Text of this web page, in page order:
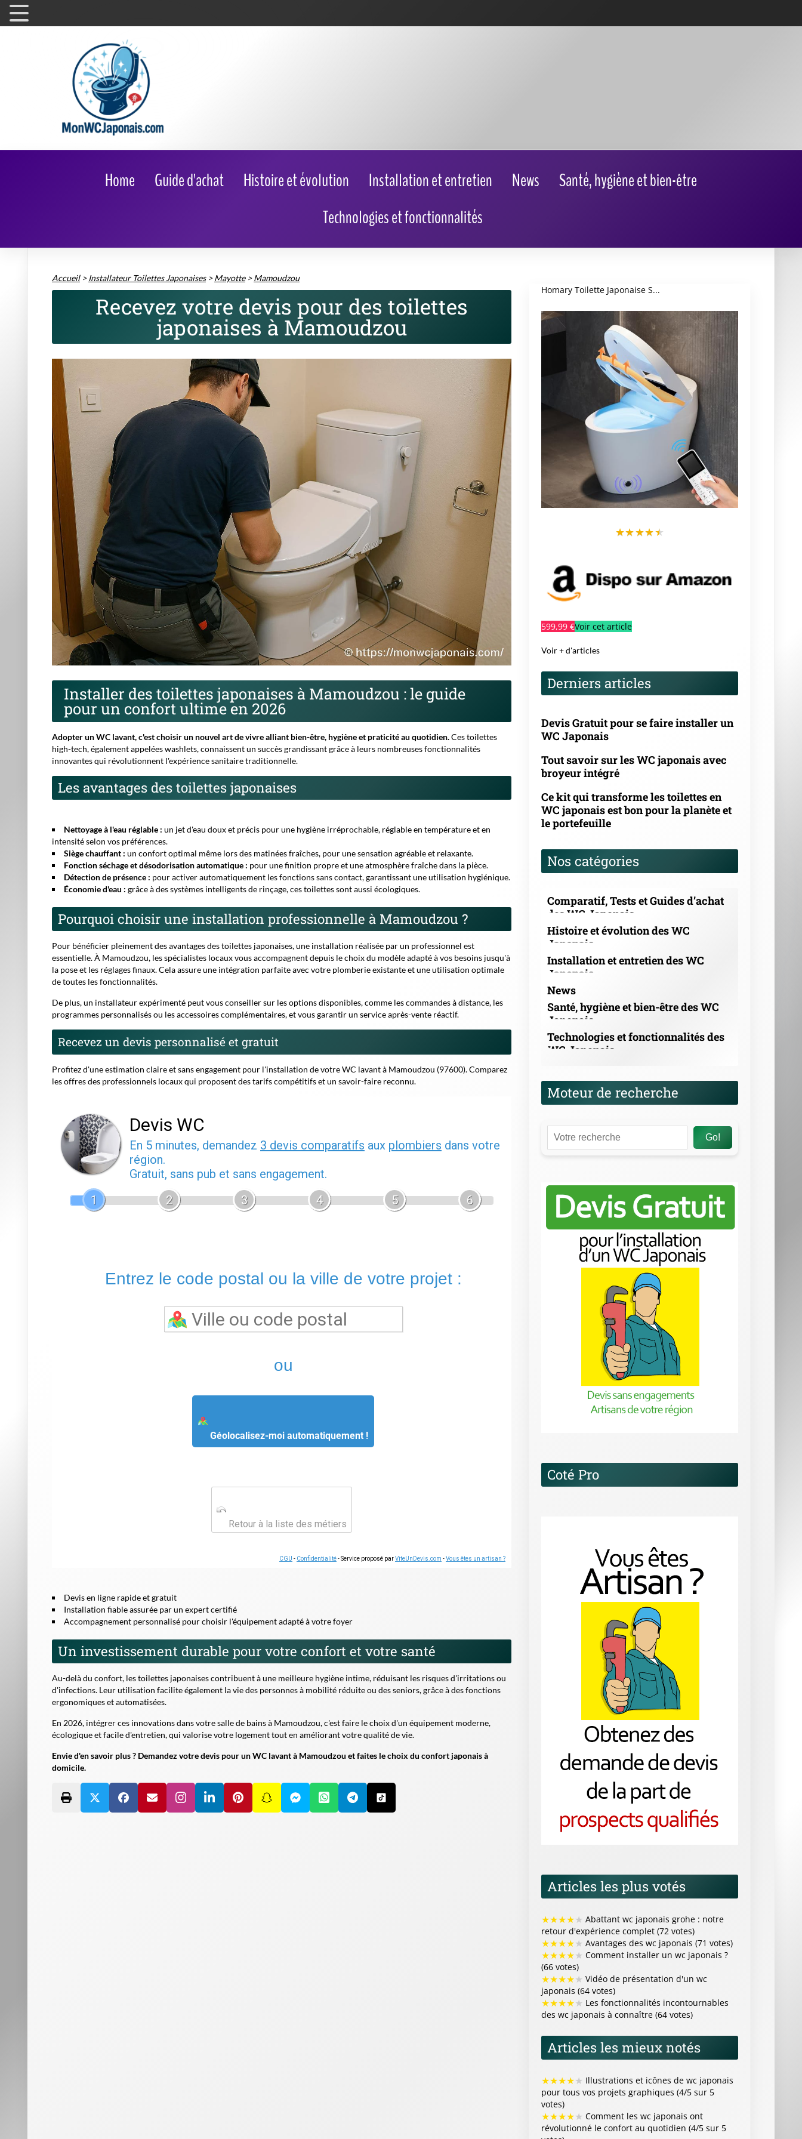
Home Guide d'achat Histoire et évolution Installation et entretien News
Santé, hygiène et bien-être
Technologies et fonctionnalités
Accueil>Installateur Toilettes Japonaises>Mayotte>Mamoudzou
Recevez votre devis pour des toilettes
japonaises à Mamoudzou
Installer des toilettes japonaises à Mamoudzou : le guide
pour un confort ultime en 2026
Adopter un WC lavant, c'est choisir un nouvel art de vivre alliant bien-être, hygiène et praticité au quotidien.Ces toilettes
high-tech, également appelées washlets, connaissent un succès grandissant grâce à leurs nombreuses fonctionnalités
innovantes qui révolutionnent l'expérience sanitaire traditionnelle.
Les avantages des toilettes japonaises
Nettoyage à l'eau réglable : un jet d'eau doux et précis pour une hygiène irréprochable, réglable en température et en
intensité selon vos préférences.
Siège chauffant : un confort optimal même lors des matinées fraîches, pour une sensation agréable et relaxante.
Fonction séchage et désodorisation automatique : pour une finition propre et une atmosphère fraîche dans la pièce.
Détection de présence : pour activer automatiquement les fonctions sans contact, garantissant une utilisation hygiénique.
Économie d'eau : grâce à des systèmes intelligents de rinçage, ces toilettes sont aussi écologiques.
Pourquoi choisir une installation professionnelle à Mamoudzou ?
Pour bénéficier pleinement des avantages des toilettes japonaises, une installation réalisée par un professionnel est
essentielle. À Mamoudzou, les spécialistes locaux vous accompagnent depuis le choix du modèle adapté à vos besoins jusqu'à
la pose et les réglages finaux. Cela assure une intégration parfaite avec votre plomberie existante et une utilisation optimale
de toutes les fonctionnalités.
De plus, un installateur expérimenté peut vous conseiller sur les options disponibles, comme les commandes à distance, les
programmes personnalisés ou les accessoires complémentaires, et vous garantir un service après-vente réactif.
Recevez un devis personnalisé et gratuit
Profitez d'une estimation claire et sans engagement pour l'installation de votre WC lavant à Mamoudzou (97600).Comparez
les offres des professionnels locaux qui proposent des tarifs compétitifs et un savoir-faire reconnu.
Devis WC
En 5 minutes, demandez 3 devis comparatifs aux plombiers dans votre
région.
Gratuit, sans pub et sans engagement.
1
2 3 4 5 6
Entrez le code postal ou la ville de votre projet :
ou
Géolocalisez-moi automatiquement !
Retour à la liste des métiers
CGU - Confidentialité- Service proposé parViteUnDevis.com -Vous êtes un artisan ?
Devis en ligne rapide et gratuit
Installation fiable assurée par un expert certifié
Accompagnement personnalisé pour choisir l'équipement adapté à votre foyer
Un investissement durable pour votre confort et votre santé
Au-delà du confort, les toilettes japonaises contribuent à une meilleure hygiène intime, réduisant les risques d'irritations ou
d'infections. Leur utilisation facilite également la vie des personnes à mobilité réduite ou des seniors, grâce à des fonctions
ergonomiques et automatisées.
En 2026, intégrer ces innovations dans votre salle de bains à Mamoudzou, c'est faire le choix d'un équipement moderne,
écologique et facile d'entretien, qui valorise votre logement tout en améliorant votre qualité de vie.
Envie d'en savoir plus ? Demandez votre devis pour un WC lavant à Mamoudzou et faites le choix du confort japonais à
domicile.
Homary Toilette Japonaise S...
★★★★★
599,99 €Voir cet article
Voir + d'articles
Derniers articles
Devis Gratuit pour se faire installer un
WC Japonais
Tout savoir sur les WC japonais avec
broyeur intégré
Ce kit qui transforme les toilettes en
WC japonais est bon pour la planète et
le portefeuille
Nos catégories
Comparatif, Tests et Guides d’achat
des WC Japonais
Histoire et évolution des WC
Japonais
Installation et entretien des WC
Japonais
News
Santé, hygiène et bien-être des WC
Japonais
Technologies et fonctionnalités des
WC Japonais
Moteur de recherche
Go!
Coté Pro
Articles les plus votés
★★★★★ Abattant wc japonais grohe : notre
retour d'expérience complet (72 votes)
★★★★★ Avantages des wc japonais (71 votes)
★★★★★ Comment installer un wc japonais ?
(66 votes)
★★★★★ Vidéo de présentation d'un wc
japonais (64 votes)
★★★★★ Les fonctionnalités incontournables
des wc japonais à connaître (64 votes)
Articles les mieux notés
★★★★★ Illustrations et icônes de wc japonais
pour tous vos projets graphiques (4/5 sur 5
votes)
★★★★★ Comment les wc japonais ont
révolutionné le confort au quotidien (4/5 sur 5